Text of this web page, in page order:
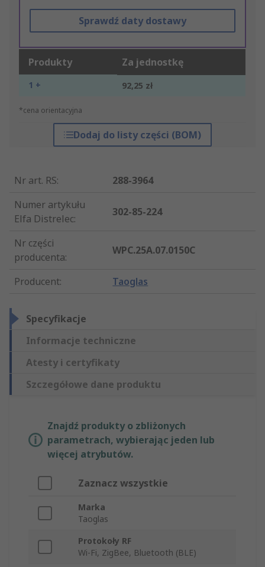
Sprawdź daty dostawy
Produkty Za jednostkę
1 + 92,25 zł
*cena orientacyjna
Dodaj do listy części (BOM)
Nr art. RS:
288-3964
Numer artykułu
Elfa Distrelec:
302-85-224
Nr części
producenta:
WPC.25A.07.0150C
Producent: Taoglas
Specyfikacje
Informacje techniczne
Atesty i certyfikaty
Szczegółowe dane produktu
Znajdź produkty o zbliżonych
parametrach, wybierając jeden lub
więcej atrybutów.
Zaznacz wszystkie
Marka
Taoglas
Protokoły RF
Wi-Fi, ZigBee, Bluetooth (BLE)